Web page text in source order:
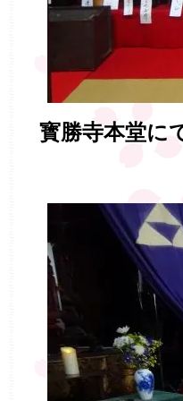
寳勝寺本堂に